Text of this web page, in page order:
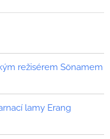
režisérem Sönamem
lamy Erang